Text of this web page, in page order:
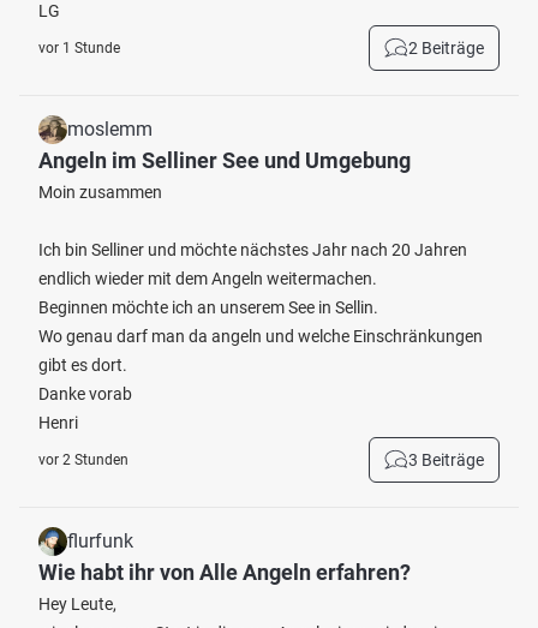
LG
vor 1 Stunde 2 Beiträge
moslemm
Angeln im Selliner See und Umgebung
Moin zusammen
Ich bin Selliner und möchte nächstes Jahr nach 20 Jahren
endlich wieder mit dem Angeln weitermachen.
Beginnen möchte ich an unserem See in Sellin.
Wo genau darf man da angeln und welche Einschränkungen
gibt es dort.
Danke vorab
Henri
vor 2 Stunden 3 Beiträge
flurfunk
Wie habt ihr von Alle Angeln erfahren?
Hey Leute,